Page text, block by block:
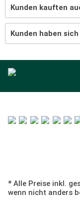
Kunden kauften
Kunden haben
* Alle Preise inkl.
wenn nicht anders